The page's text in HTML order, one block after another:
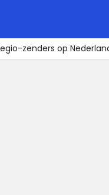
zenders op